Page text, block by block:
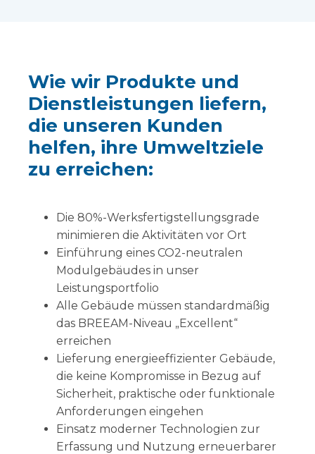
Wie wir Produkte und
Dienstleistungen liefern,
die unseren Kunden
helfen, ihre Umweltziele
zu erreichen:
Die 80%-Werksfertigstellungsgrade
minimieren die Aktivitäten vor Ort
Einführung eines CO2-neutralen
Modulgebäudes in unser
Leistungsportfolio
Alle Gebäude müssen standardmäßig
das BREEAM-Niveau „Excellent“
erreichen
Lieferung energieeffizienter Gebäude,
die keine Kompromisse in Bezug auf
Sicherheit, praktische oder funktionale
Anforderungen eingehen
Einsatz moderner Technologien zur
Erfassung und Nutzung erneuerbarer